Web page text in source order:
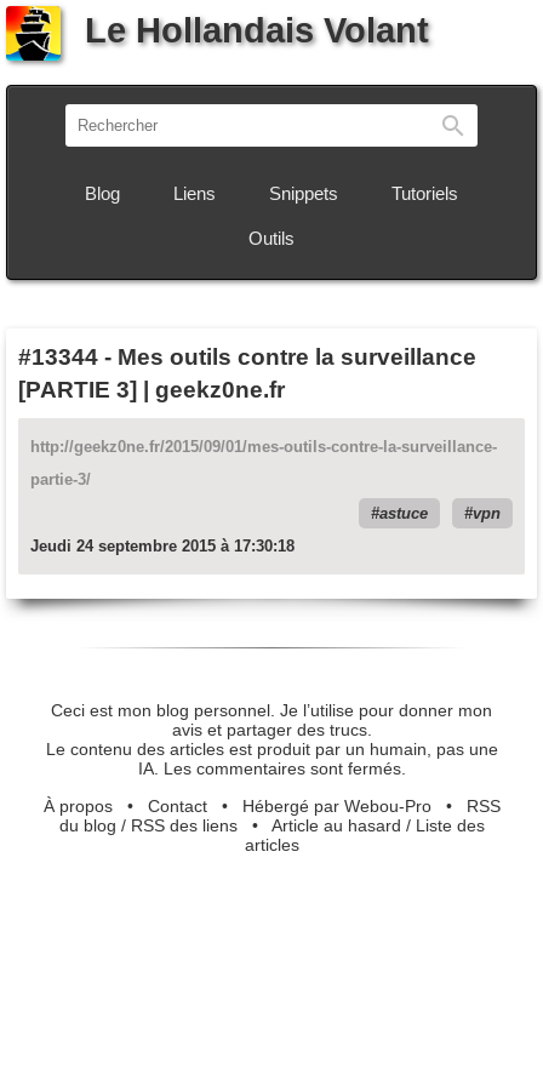
Le Hollandais Volant
Blog Liens Snippets Tutoriels
Outils
#13344 - Mes outils contre la surveillance
[PARTIE 3] | geekz0ne.fr
http://geekz0ne.fr/2015/09/01/mes-outils-contre-la-surveillance-
partie-3/
astuce
vpn
Jeudi 24 septembre 2015 à 17:30:18
Ceci est mon blog personnel. Je l’utilise pour donner mon
avis et partager des trucs.
Le contenu des articles est produit par un humain, pas une
IA. Les commentaires sont fermés.
À propos• Contact• Hébergé par Webou-Pro• RSS
du blog / RSS des liens• Article au hasard / Liste des
articles